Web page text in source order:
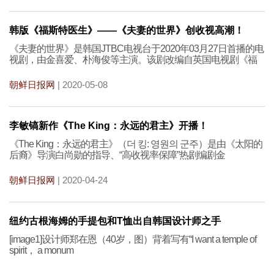
韩版《福斯特医生》——《夫妻的世界》创收视高潮！
《夫妻的世界》是韩国JTBC电视台于2020年03月27日首播的电
视剧，由金喜爱、朴海俊等主演。该剧改编自英国电视剧《福
朝鲜日报网 | 2020-05-08
李敏镐新作《The King：永远的君主》开播！
《The King：永远的君主》（더 킹: 영원의 군주）是由《太阳的
后裔》导演白尚勋的指导、“高收视率保障”热剧编剧金
朝鲜日报网 | 2020-04-24
纽约古根海姆的手提包和T恤出自韩国设计师之手
[image1]设计师郑在恩（40岁，图）背着写有“I want a temple of
spirit， a monum